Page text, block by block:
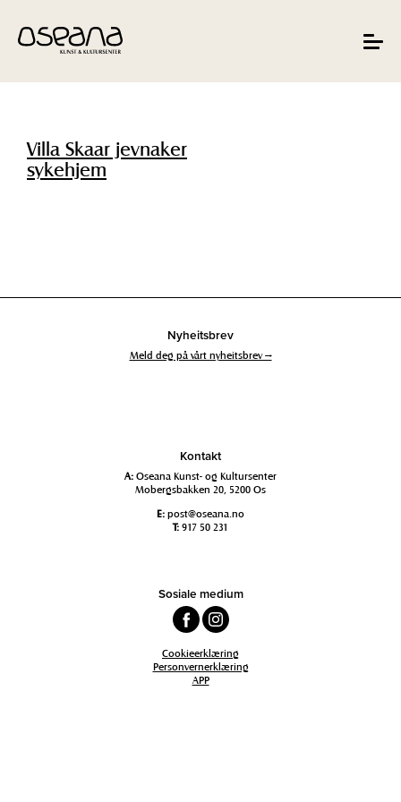
innhold
navigasjon
Toggle
Villa Skaar jevnaker
sykehjem
Nyheitsbrev
Meld deg på vårt nyheitsbrev →
Kontakt
A: Oseana Kunst- og Kultursenter
Mobergsbakken 20, 5200 Os
E: post@oseana.no
T: 917 50 231
Sosiale medium
Cookieerklæring
Personvernerklæring
APP